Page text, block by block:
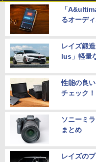
「
るオーデ
レイズ鍛
lus」軽量
性能の良
チェック！
ソニーミ
まとめ
レイズの